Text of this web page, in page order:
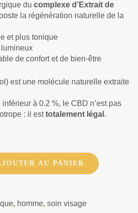
du complexe d’Extrait de
la régénération naturelle de la
et plus tonique
de confort et de bien-être
est une molécule naturelle extraite
à 0.2 %, le CBD n’est pas
: il esttotalement légal .
AU PANIER
, homme, soin visage